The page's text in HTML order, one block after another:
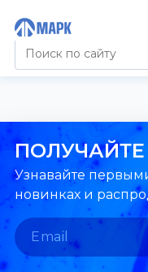
Узнавайте
новинках и